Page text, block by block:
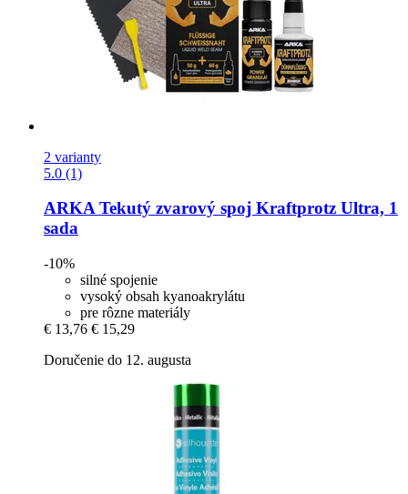
2 varianty
5.0 (1)
ARKATekutý zvarový spoj Kraftprotz Ultra, 1
sada
-10%
silné spojenie
vysoký obsah kyanoakrylátu
pre rôzne materiály
€ 13,76 € 15,29
Doručenie do 12. augusta